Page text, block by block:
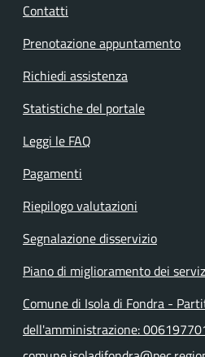
Contatti
Prenotazione appuntamento
Richiedi assistenza
Statistiche del portale
Leggi le FAQ
Pagamenti
Riepilogo valutazioni
Segnalazione disservizio
Piano di miglioramento dei
Comune di Isola di Fondra -
dell'amministrazione: